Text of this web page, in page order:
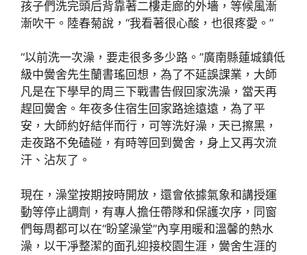
孩子們洗完頭后背靠著二樓走廊的外墻，等候風漸
漸吹干。陸春菊說，“我看著很心酸，也很疼愛。”
“以前洗一次澡，要走很多多少路。”廣南縣蓮城鎮低
級中黌舍先生蘭書瑤回想，為了不延誤課業，大師
凡是在下學早的周三下戰書告假回家洗澡，當天再
趕回黌舍。年夜多住宿生回家路途遠遠，為了平
安，大師約好結伴而行，可等洗好澡，天已擦黑，
走夜路不免磕碰，有時等回到黌舍，身上又再次流
汗、沾灰了。
現在，澡堂按期按時開放，還會依據氣象和講授運
動等停止調劑，有專人擔任帶隊和保護次序，同窗
們每周都可以在“盼望澡堂”內享用暖和溫馨的熱水
澡，以干凈整潔的面孔迎接校園生涯，黌舍生涯的